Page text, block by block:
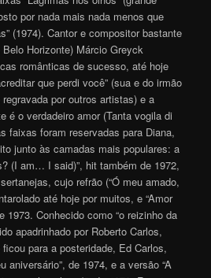
por nada mais nada menos que
(1974). Cantor e compositor bastante
Horizonte) Márcio Greyck
românticas de sucesso, até hoje
que perdi você” (sua e do irmão
por outros artistas) e a
é o verdadeiro amor (Tanta vogila di
faixas foram reservadas para Diana,
junto às camadas mais populares: a
(I am… I said)”, hit também de 1972,
cujo refrão (“Ó meu amado,
até hoje por muitos, e “Amor
1973. Conhecido como “o reizinho da
apadrinhado por Roberto Carlos,
para a posteridade, Ed Carlos,
aniversário”, de 1974, e a versão “A